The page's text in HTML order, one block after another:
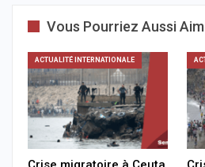
Vous Pourriez Aussi
ACTUALITÉ INTERNATIONALE